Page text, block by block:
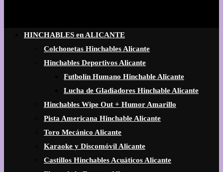
HINCHABLES en ALICANTE
Colchonetas Hinchables Alicante
Hinchables Deportivos Alicante
Futbolín Humano Hinchable Alicante
Lucha de Gladiadores Hinchable Alicante
Hinchables Wipe Out + Humor Amarillo
Pista Americana Hinchable Alicante
Toro Mecánico Alicante
Karaoke y Discomóvil Alicante
Castillos Hinchables Acuáticos Alicante